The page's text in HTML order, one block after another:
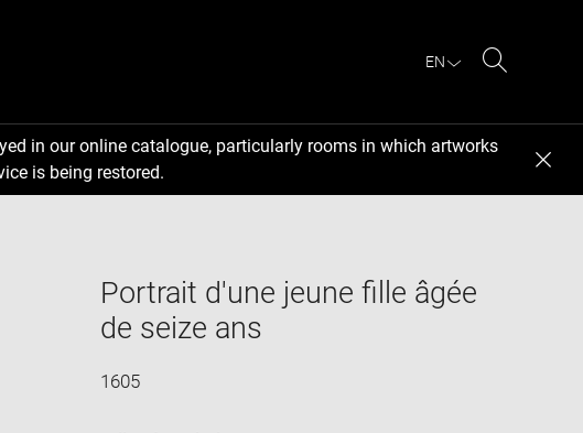
EN
in our online catalogue, particularly rooms in which artworks
is being restored.
Portrait d'une jeune fille âgée
de seize ans
1605